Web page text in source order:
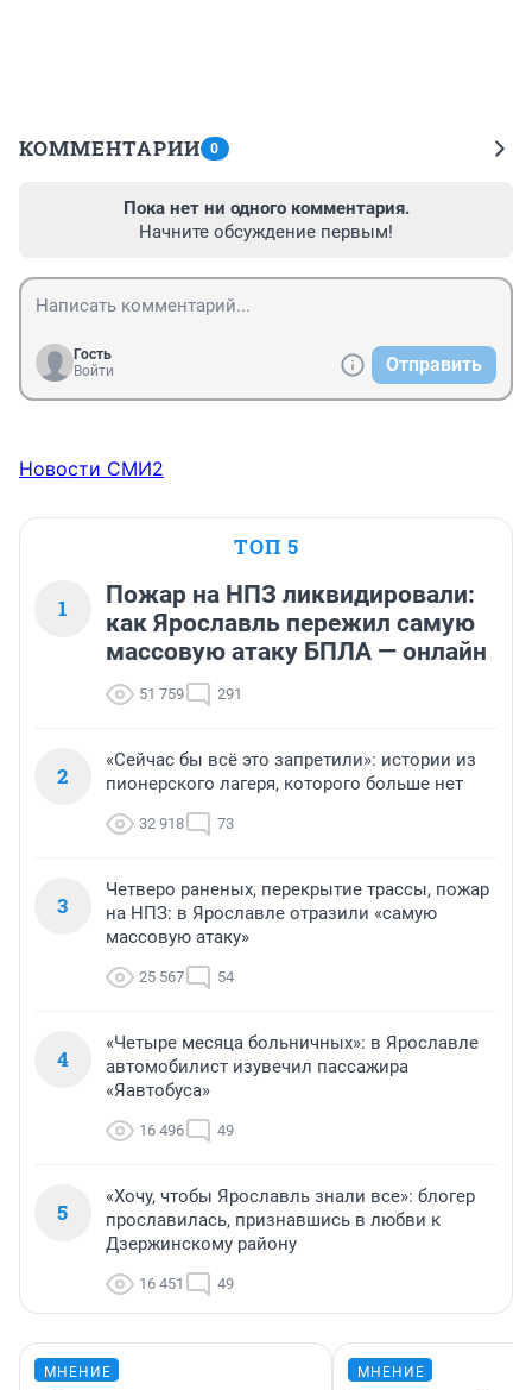
КОММЕНТАРИИ 0
Пока нет ни одного комментария.
Начните обсуждение первым!
Гость
Войти
Отправить
Новости СМИ2
ТОП 5
1
Пожар на НПЗ ликвидировали:
как Ярославль пережил самую
массовую атаку БПЛА — онлайн
51 759 291
2
«Сейчас бы всё это запретили»: истории из
пионерского лагеря, которого больше нет
32 918 73
3
Четверо раненых, перекрытие трассы, пожар
на НПЗ: в Ярославле отразили «самую
массовую атаку»
25 567 54
4
«Четыре месяца больничных»: в Ярославле
автомобилист изувечил пассажира
«Яавтобуса»
16 496 49
5
«Хочу, чтобы Ярославль знали все»: блогер
прославилась, признавшись в любви к
Дзержинскому району
16 451 49
МНЕНИЕ МНЕНИЕ